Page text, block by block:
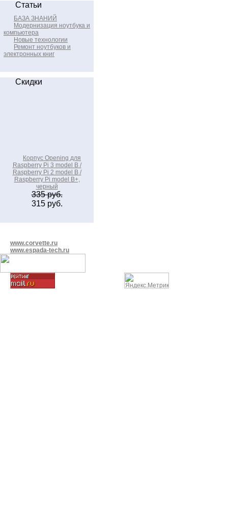
Статьи
БАЗА ЗНАНИЙ
Модернизация ноутбука и
компьютера
Новые технологии
Ремонт ноутбуков и
электронных книг
Скидки
Корпус Opening для
Raspberry Pi 3 model B /
Raspberry Pi 2 model B /
Raspberry Pi model B+,
черный
335 руб.
315 руб.
www.corvette.ru
www.espada-tech.ru